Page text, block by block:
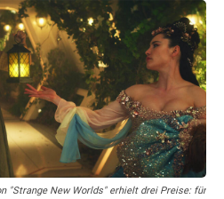
"Strange New Worlds" erhielt drei Preise: für